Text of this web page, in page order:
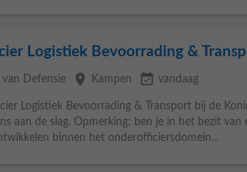
Logistiek Bevoorrading &
Defensie place Kampen event_available vandaag
Logistiek Bevoorrading & Transport bij de
aan de slag. Opmerking: ben je in het bezit van
binnen het onderofficiersdomein...